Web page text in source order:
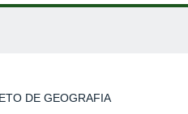
DE GEOGRAFIA